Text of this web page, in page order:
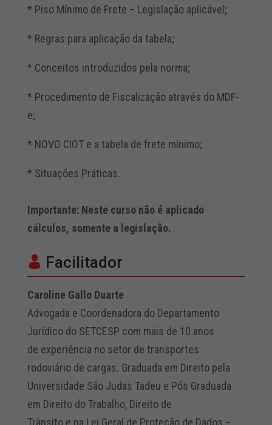
* Piso Mínimo de Frete – Legislação aplicável;
* Regras para aplicação da tabela;
* Conceitos introduzidos pela norma;
* Procedimento de Fiscalização através do MDF-
e;
* NOVO CIOT e a tabela de frete mínimo;
* Situações Práticas.
Importante: Neste curso não é aplicado
cálculos, somente a legislação.
Facilitador
Caroline Gallo Duarte
Advogada e Coordenadora do Departamento
Jurídico do SETCESP com mais de 10 anos
de experiência no setor de transportes
rodoviário de cargas. Graduada em Direito pela
Universidade São Judas Tadeu e Pós Graduada
em Direito do Trabalho, Direito de
Trânsito e na Lei Geral de Proteção de Dados –